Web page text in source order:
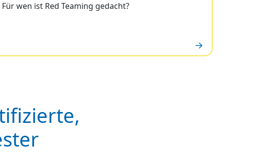
wen ist Red Teaming gedacht?